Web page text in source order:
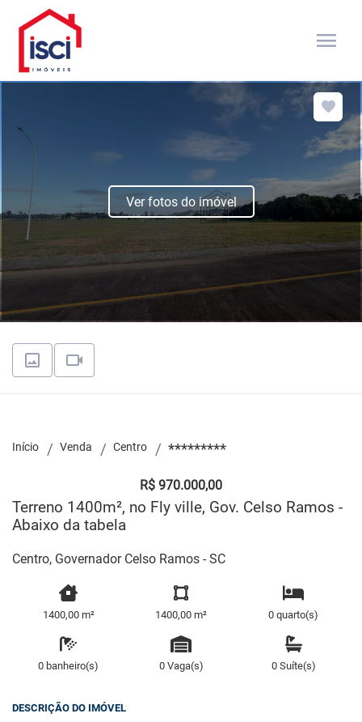
menu
Ver fotos do imóvel
Início Venda Centro *********
R$ 970.000,00
Terreno 1400m², no Fly ville, Gov. Celso Ramos -
Abaixo da tabela
Centro, Governador Celso Ramos - SC
1400,00 m² 1400,00 m² 0 quarto(s)
0 banheiro(s) 0 Vaga(s) 0 Suíte(s)
DESCRIÇÃO DO IMÓVEL